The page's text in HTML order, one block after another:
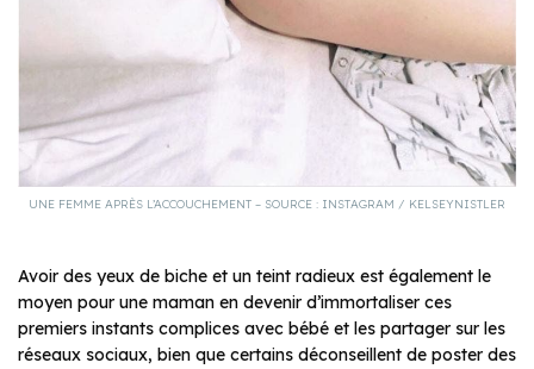
UNE FEMME APRÈS L’ACCOUCHEMENT – SOURCE : INSTAGRAM / KELSEYNISTLER
Avoir des yeux de biche et un teint radieux est également le
moyen pour une maman en devenir d’immortaliser ces
premiers instants complices avec bébé et les partager sur les
réseaux sociaux, bien que certains déconseillent de poster des